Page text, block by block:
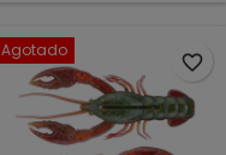
un nivel de realismo
excepcional. 4 UNIDADES
POR PACK
Agotado
favorite_border